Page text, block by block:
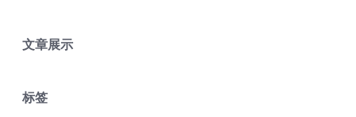
文章展示
标签